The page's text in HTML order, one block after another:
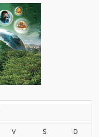
V S D